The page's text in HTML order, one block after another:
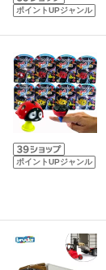
ポイントUPジャンル
ポイントUPジャンル